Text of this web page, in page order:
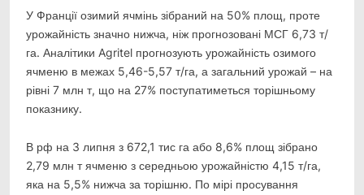
У Франції озимий ячмінь зібраний на 50% площ, проте
урожайність значно нижча, ніж прогнозовані МСГ 6,73 т/
га. Аналітики Agritel прогнозують урожайність озимого
ячменю в межах 5,46-5,57 т/га, а загальний урожай – на
рівні 7 млн т, що на 27% поступатиметься торішньому
показнику.
В рф на 3 липня з 672,1 тис га або 8,6% площ зібрано
2,79 млн т ячменю з середньою урожайністю 4,15 т/га,
яка на 5,5% нижча за торішню. По мірі просування